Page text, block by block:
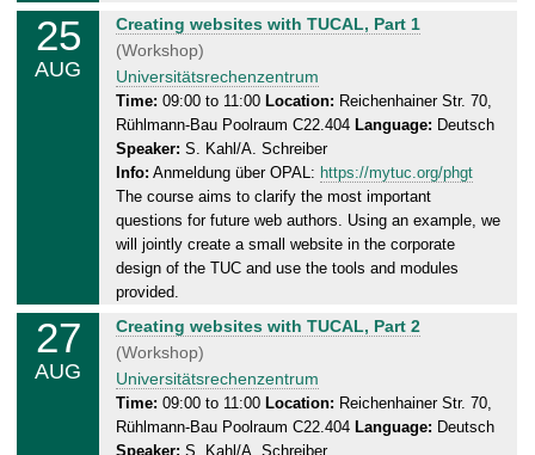
0
8
.
2
0
2
6
25
AUG
T
u
e
s
d
a
y
2
5
.
8
.
2
0
2
Creating websites with TUCAL, Part 1
(Workshop)
Universitätsrechenzentrum
Time: 09:00 to 11:00 Location: Reichenhainer Str. 70,
Rühlmann-Bau Poolraum C22.404 Language: Deutsch
Speaker: S. Kahl/A. Schreiber
Info: Anmeldung über OPAL: https://mytuc.org/phgt
The course aims to clarify the most important
questions for future web authors. Using an example, we
will jointly create a small website in the corporate
design of the TUC and use the tools and modules
provided.
27
AUG
T
h
u
r
s
Creating websites with TUCAL, Part 2
(Workshop)
Universitätsrechenzentrum
Time: 09:00 to 11:00 Location: Reichenhainer Str. 70,
Rühlmann-Bau Poolraum C22.404 Language: Deutsch
Speaker: S. Kahl/A. Schreiber